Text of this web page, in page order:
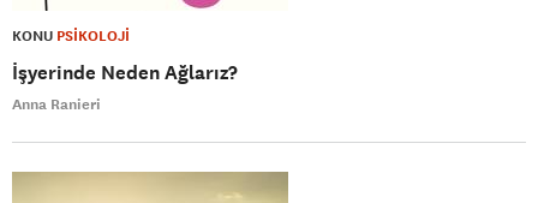
KONU PSİKOLOJİ
İşyerinde Neden Ağlarız?
Anna Ranieri